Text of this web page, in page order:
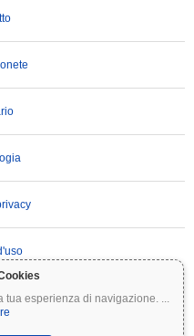
tua esperienza di navigazione. ...
altamente volatili e comportano
tuo investimento. Tutte le informazioni